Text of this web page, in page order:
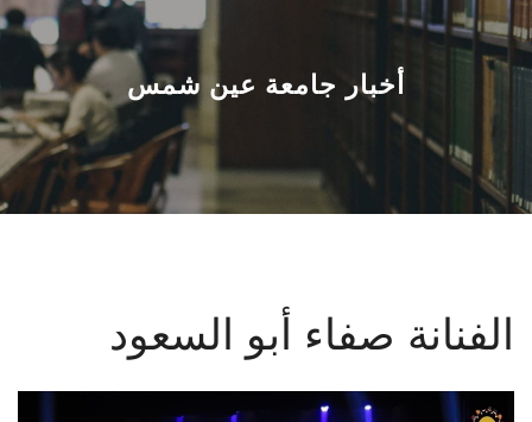
عن الجامعة
القطاعـات
الشئون الأكاديمية
البحث العلمي
المراكز والوحدات
أخبار جامعة عين شمس
الفنانة صفاء أبو السعود